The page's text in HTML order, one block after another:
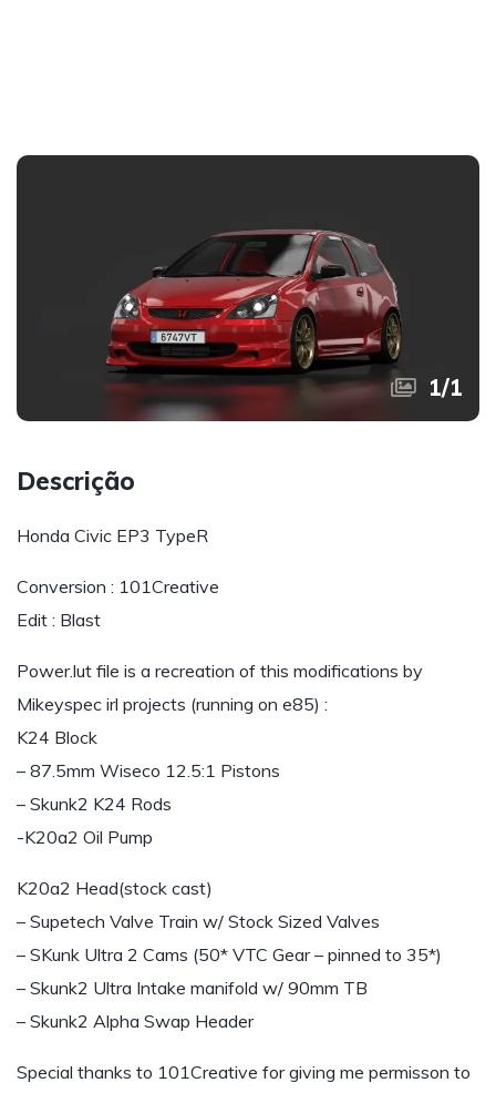
1/1
Descrição
Honda Civic EP3 TypeR
Conversion : 101Creative
Edit : Blast
Power.lut file is a recreation of this modifications by
Mikeyspec irl projects (running on e85) :
K24 Block
– 87.5mm Wiseco 12.5:1 Pistons
– Skunk2 K24 Rods
-K20a2 Oil Pump
K20a2 Head(stock cast)
– Supetech Valve Train w/ Stock Sized Valves
– SKunk Ultra 2 Cams (50* VTC Gear – pinned to 35*)
– Skunk2 Ultra Intake manifold w/ 90mm TB
– Skunk2 Alpha Swap Header
Special thanks to 101Creative for giving me permisson to